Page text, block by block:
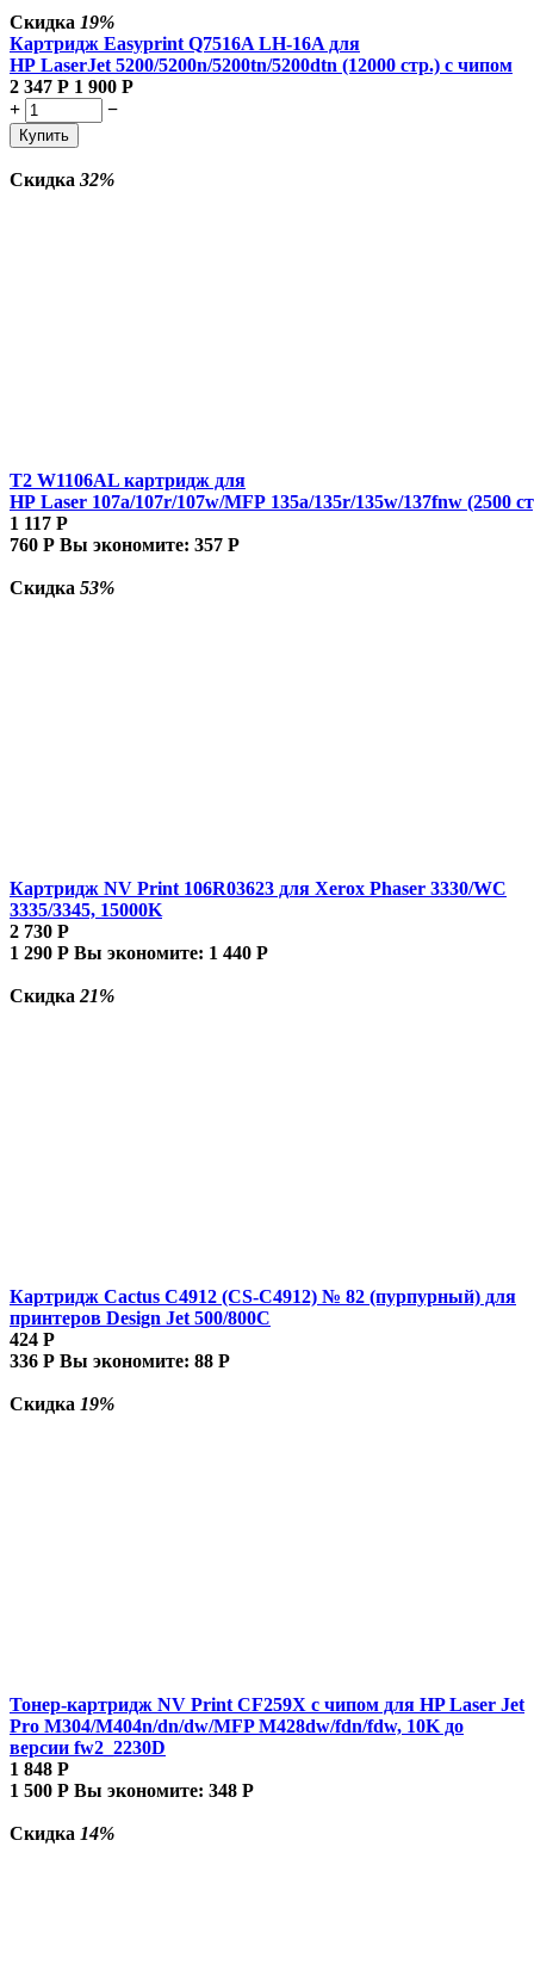
Скидка 19%
Картридж Easyprint Q7516A LH-16A для
HP LaserJet 5200/5200n/5200tn/5200dtn (12000 стр.) с чипом
2 347 Р 1 900 Р
+
−
Купить
Скидка 32%
T2 W1106AL картридж для
HP Laser 107a/107r/107w/MFP 135a/135r/135w/137fnw (2500
1 117 Р
760 Р Вы экономите: 357 Р
Скидка 53%
Картридж NV Print 106R03623 для Xerox Phaser 3330/WC
3335/3345, 15000K
2 730 Р
1 290 Р Вы экономите: 1 440 Р
Скидка 21%
Картридж Cactus C4912 (CS-C4912) № 82 (пурпурный) для
принтеров Design Jet 500/800C
424 Р
336 Р Вы экономите: 88 Р
Скидка 19%
Тонер-картридж NV Print CF259X с чипом для HP Laser Jet
Pro M304/M404n/dn/dw/MFP M428dw/fdn/fdw, 10K до
версии fw2_2230D
1 848 Р
1 500 Р Вы экономите: 348 Р
Скидка 14%